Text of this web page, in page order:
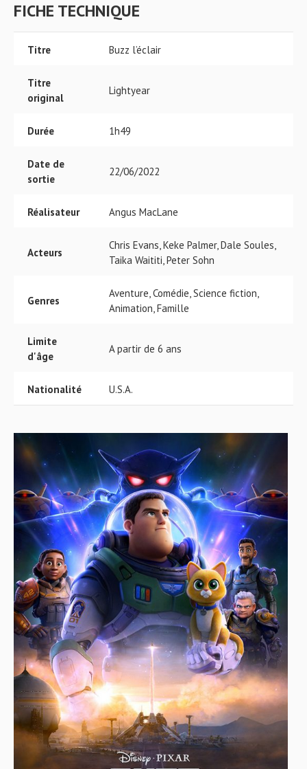
FICHE TECHNIQUE
Titre Buzz l’éclair
Titre
original
Lightyear
Durée 1h49
Date de
sortie
22/06/2022
Réalisateur Angus MacLane
Acteurs
Chris Evans, Keke Palmer, Dale Soules,
Taika Waititi, Peter Sohn
Genres
Aventure, Comédie, Science fiction,
Animation, Famille
Limite
d'âge
A partir de 6 ans
Nationalité U.S.A.